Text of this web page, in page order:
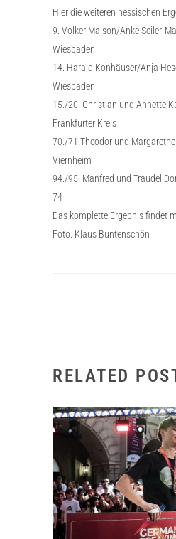
Hier die weiteren hessischen
9. Volker Maison/Anke Seiler-
Wiesbaden
14. Harald Konhäuser/Anja
Wiesbaden
15./20. Christian und Annette
Frankfurter Kreis
70./71.Theodor und
Viernheim
94./95. Manfred und Traudel
74
Das komplette Ergebnis findet
Foto: Klaus Buntenschön
RELATED